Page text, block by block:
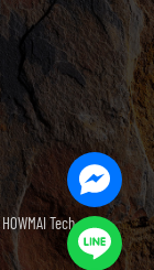
HOWMAI Tech.
Line